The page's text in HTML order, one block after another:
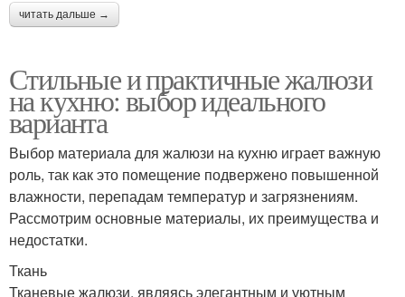
читать дальше →
Стильные и практичные жалюзи
на кухню: выбор идеального
варианта
Выбор материала для жалюзи на кухню играет важную
роль, так как это помещение подвержено повышенной
влажности, перепадам температур и загрязнениям.
Рассмотрим основные материалы, их преимущества и
недостатки.
Ткань
Тканевые жалюзи, являясь элегантным и уютным